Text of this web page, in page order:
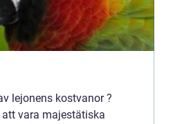
lejonens kostvanor ?
vara majestätiska